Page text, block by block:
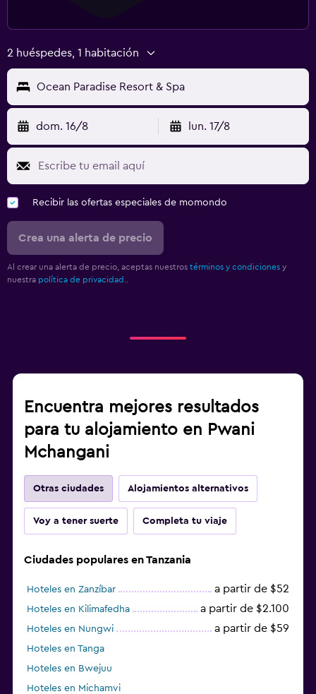
2 huéspedes, 1 habitación
Ocean Paradise Resort & Spa
dom. 16/8 lun. 17/8
Recibir las ofertas especiales de momondo
Crea una alerta de precio
Al crear una alerta de precio, aceptas nuestros términos y condiciones y
nuestra política de privacidad.
Encuentra mejores resultados
para tu alojamiento en Pwani
Mchangani
Otras ciudades Alojamientos alternativos
Voy a tener suerte Completa tu viaje
Ciudades populares en Tanzania
Hoteles en Zanzíbar a partir de $52
Hoteles en Kilimafedha a partir de $2.100
Hoteles en Nungwi a partir de $59
Hoteles en Tanga
Hoteles en Bwejuu
Hoteles en Michamvi